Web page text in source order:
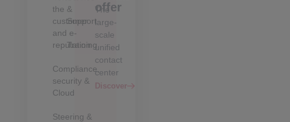
the
customer
and e-
reputation
Compliance,
security &
Cloud
Steering &
&
Support
Training
offer
The
large-
scale
unified
contact
center
Discover